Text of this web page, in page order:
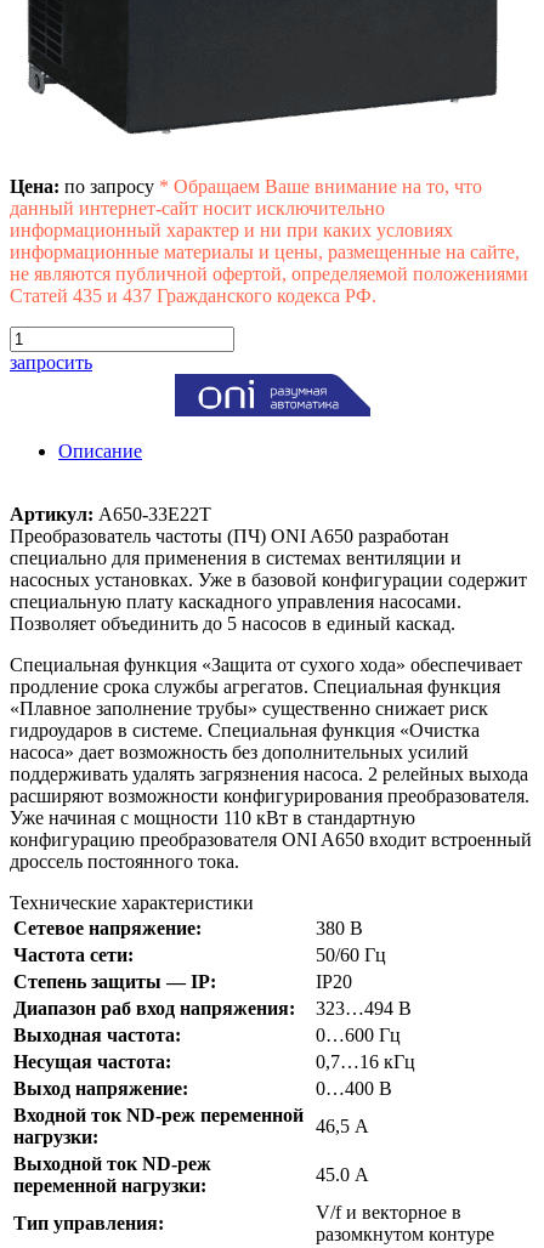
Цена: по запросу * Обращаем Ваше внимание на то, что
данный интернет-сайт носит исключительно
информационный характер и ни при каких условиях
информационные материалы и цены, размещенные на сайте,
не являются публичной офертой, определяемой положениями
Статей 435 и 437 Гражданского кодекса РФ.
запросить
Описание
Артикул: A650-33E22T
Преобразователь частоты (ПЧ) ONI A650 разработан
специально для применения в системах вентиляции и
насосных установках. Уже в базовой конфигурации содержит
специальную плату каскадного управления насосами.
Позволяет объединить до 5 насосов в единый каскад.
Специальная функция «Защита от сухого хода» обеспечивает
продление срока службы агрегатов. Специальная функция
«Плавное заполнение трубы» существенно снижает риск
гидроударов в системе. Специальная функция «Очистка
насоса» дает возможность без дополнительных усилий
поддерживать удалять загрязнения насоса. 2 релейных выхода
расширяют возможности конфигурирования преобразователя.
Уже начиная с мощности 110 кВт в стандартную
конфигурацию преобразователя ONI A650 входит встроенный
дроссель постоянного тока.
Технические характеристики
Сетевое напряжение:
380 В
Частота сети:
50/60 Гц
Степень защиты — IP:
IP20
Диапазон раб вход напряжения:
323…494 В
Выходная частота:
0…600 Гц
Несущая частота:
0,7…16 кГц
Выход напряжение:
0…400 В
Входной ток ND-реж переменной
нагрузки:
46,5 А
Выходной ток ND-реж
переменной нагрузки:
45.0 А
Тип управления:
V/f и векторное в
разомкнутом контуре